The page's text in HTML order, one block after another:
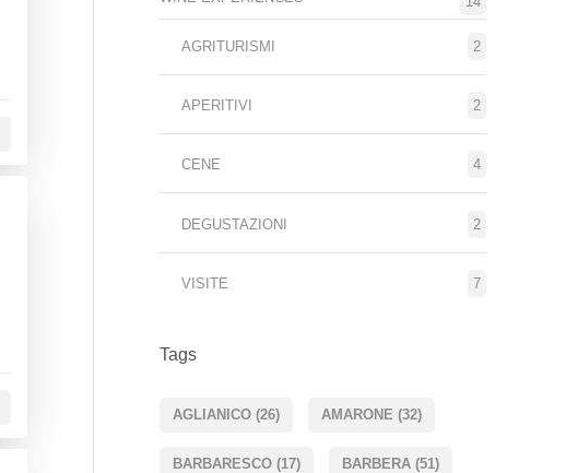
AGRITURISMI 2
APERITIVI 2
CENE 4
DEGUSTAZIONI 2
VISITE 7
Tags
AGLIANICO (26) AMARONE (32)
BARBARESCO (17) BARBERA (51)